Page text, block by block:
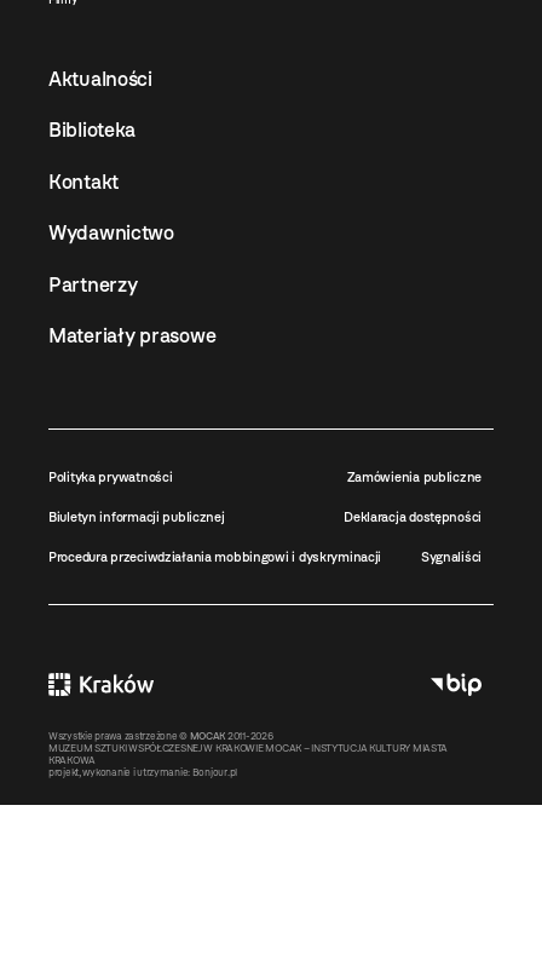
Aktualności
Biblioteka
Kontakt
Wydawnictwo
Partnerzy
Materiały prasowe
Polityka prywatności Zamówienia publiczne
Biuletyn informacji publicznej Deklaracja dostępności
Procedura przeciwdziałania mobbingowi i dyskryminacji Sygnaliści
Wszystkie prawa zastrzeżone © MOCAK 2011-2026
MUZEUM SZTUKI WSPÓŁCZESNEJ W KRAKOWIE MOCAK – INSTYTUCJA KULTURY MIASTA
KRAKOWA
projekt, wykonanie i utrzymanie: Bonjour.pl